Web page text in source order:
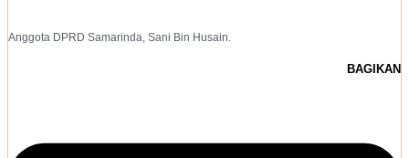
Anggota DPRD Samarinda, Sani Bin Husain.
BAGIKAN